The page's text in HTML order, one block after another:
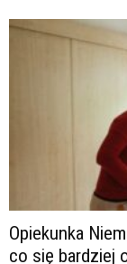
Opiekunka
co się bardziej